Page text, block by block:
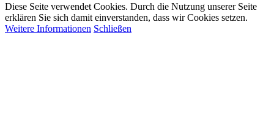
Diese Seite verwendet Cookies. Durch die Nutzung unserer Seite
erklären Sie sich damit einverstanden, dass wir Cookies setzen.
Weitere Informationen Schließen